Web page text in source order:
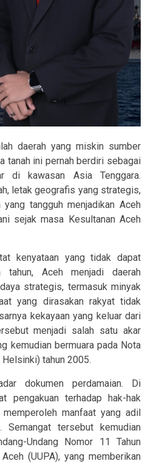
daerah yang miskin sumber
tanah ini pernah berdiri sebagai
di kawasan Asia Tenggara.
letak geografis yang strategis,
tangguh menjadikan Aceh
sejak masa Kesultanan Aceh
kenyataan yang tidak dapat
tahun, Aceh menjadi daerah
strategis, termasuk minyak
yang dirasakan rakyat tidak
kekayaan yang keluar dari
menjadi salah satu akar
kemudian bermuara pada Nota
tahun 2005.
dokumen perdamaian. Di
pengakuan terhadap hak-hak
manfaat yang adil
Semangat tersebut kemudian
Undang Nomor 11 Tahun
(UUPA), yang memberikan